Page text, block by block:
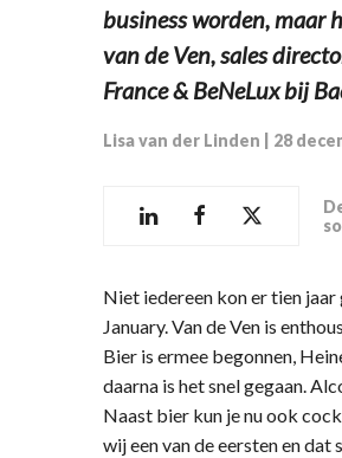
business worden, maar
van de Ven, sales
France & BeNeLux bij
Lisa van der Linden 28
Niet iedereen kon er tien
January. Van de Ven is
Bier is ermee begonnen,
daarna is het snel gegaan.
Naast bier kun je nu ook
wij een van de eersten en